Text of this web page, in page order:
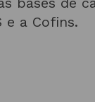
e a Cofins.